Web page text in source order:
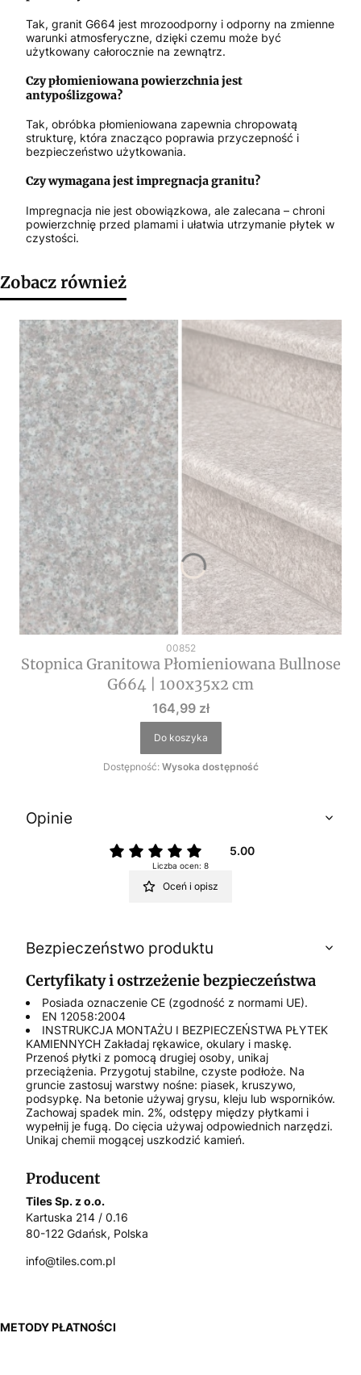
Tak, granit G664 jest mrozoodporny i odporny na zmienne
warunki atmosferyczne, dzięki czemu może być
użytkowany całorocznie na zewnątrz.
Czy płomieniowana powierzchnia jest
antypoślizgowa?
Tak, obróbka płomieniowana zapewnia chropowatą
strukturę, która znacząco poprawia przyczepność i
bezpieczeństwo użytkowania.
Czy wymagana jest impregnacja granitu?
Impregnacja nie jest obowiązkowa, ale zalecana – chroni
powierzchnię przed plamami i ułatwia utrzymanie płytek w
czystości.
Zobacz również
Kod produktu
00852
Stopnica Granitowa Płomieniowana Bullnose
G664 | 100x35x2 cm
Cena
164,99 zł
Do koszyka
Dostępność: Wysoka dostępność
Opinie
5.00
Liczba ocen: 8
Oceń i opisz
Bezpieczeństwo produktu
Certyfikaty i ostrzeżenie bezpieczeństwa
Posiada oznaczenie CE (zgodność z normami UE).
EN 12058:2004
INSTRUKCJA MONTAŻU I BEZPIECZEŃSTWA PŁYTEK
KAMIENNYCH Zakładaj rękawice, okulary i maskę.
Przenoś płytki z pomocą drugiej osoby, unikaj
przeciążenia. Przygotuj stabilne, czyste podłoże. Na
gruncie zastosuj warstwy nośne: piasek, kruszywo,
podsypkę. Na betonie używaj grysu, kleju lub wsporników.
Zachowaj spadek min. 2%, odstępy między płytkami i
wypełnij je fugą. Do cięcia używaj odpowiednich narzędzi.
Unikaj chemii mogącej uszkodzić kamień.
Producent
Tiles Sp. z o.o.
Kartuska 214 / 0.16
80-122 Gdańsk, Polska
info@tiles.com.pl
METODY PŁATNOŚCI